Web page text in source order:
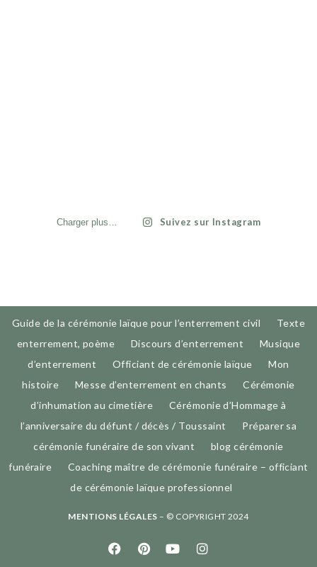
Charger plus… Suivez sur Instagram
Guide de la cérémonie laïque pour l’enterrement civil
Texte
enterrement, poème
Discours d’enterrement
Musique
d’enterrement
Officiant de cérémonie laïque
Mon
histoire
Messe d’enterrement en chants
Cérémonie
d’inhumation au cimetière
Cérémonie d’Hommage à
l’anniversaire du défunt / décès / Toussaint
Préparer sa
cérémonie funéraire de son vivant
blog cérémonie
funéraire
Coaching maître de cérémonie funéraire – officiant
de cérémonie laïque professionnel
MENTIONS LÉGALES – © COPYRIGHT 2024